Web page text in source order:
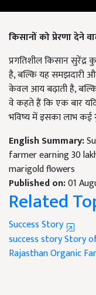
किसानों को प्रेरणा देने
प्रगतिशील किसान सुरेंद्र
है, बल्कि यह समझदारी
केवल आय बढ़ाती है, बल्कि
वे कहते हैं कि एक बार
भविष्य में इसका लाभ कई
English Summary:
farmer earning 30
marigold flowers
Published on:01
Related
Success Story
success storyStory
Rajasthan Organic